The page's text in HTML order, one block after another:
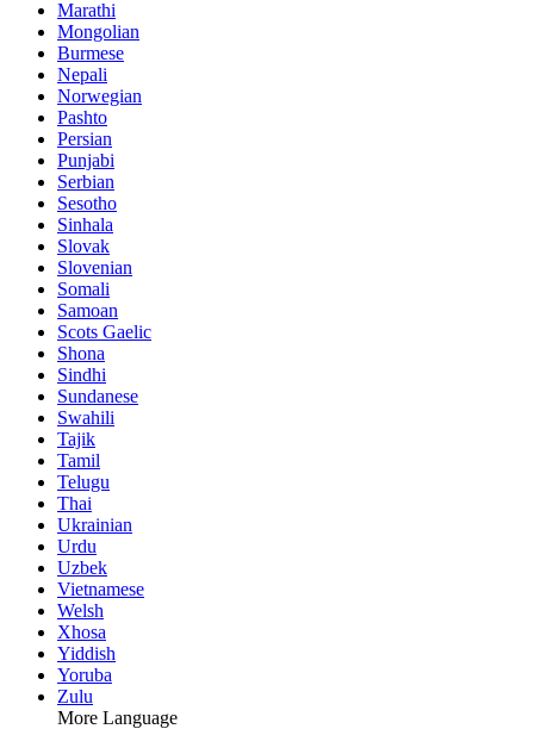
Marathi
Mongolian
Burmese
Nepali
Norwegian
Pashto
Persian
Punjabi
Serbian
Sesotho
Sinhala
Slovak
Slovenian
Somali
Samoan
Scots Gaelic
Shona
Sindhi
Sundanese
Swahili
Tajik
Tamil
Telugu
Thai
Ukrainian
Urdu
Uzbek
Vietnamese
Welsh
Xhosa
Yiddish
Yoruba
Zulu
More Language